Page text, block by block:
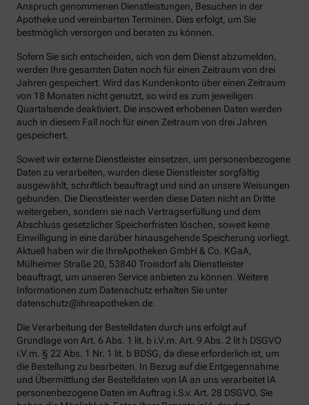
Anspruch genommenen Dienstleistungen, Besuchen in der
Apotheke und vereinbarten Terminen. Dies erfolgt, um Sie
bestmöglich versorgen und beraten zu können.
Sofern Sie sich entscheiden, sich von dem Dienst abzumelden,
werden Ihre gesamten Daten noch für einen Zeitraum von drei
Jahren gespeichert. Wird das Kundenkonto über einen Zeitraum
von 18 Monaten nicht genutzt, so wird es zum jeweiligen
Quartalsende deaktiviert. Die insoweit erhobenen Daten werden
auch in diesem Fall noch für einen Zeitraum von drei Jahren
gespeichert.
Soweit wir externe Dienstleister einsetzen, um personenbezogene
Daten zu verarbeiten, wurden diese Dienstleister sorgfältig
ausgewählt, schriftlich beauftragt und sind an unsere Weisungen
gebunden. Die Dienstleister werden diese Daten nicht an Dritte
weitergeben, sondern sie nach Vertragserfüllung und dem
Abschluss gesetzlicher Speicherfristen löschen, soweit keine
Einwilligung in eine darüber hinausgehende Speicherung vorliegt.
Aktuell haben wir die IhreApotheken GmbH & Co. KGaA,
Mülheimer Straße 20, 53840 Troisdorf als Dienstleister
beauftragt, um unseren Service anbieten zu können. Weitere
Informationen zum Datenschutz erhalten Sie unter
datenschutz@ihreapotheken.de.
Die Verarbeitung der Bestelldaten durch uns erfolgt auf
Grundlage von Art. 6 Abs. 1 lit. b i.V.m. Art. 9 Abs. 2 lit h DSGVO
i.V.m. § 22 Abs. 1 Nr. 1 lit. b BDSG, da diese erforderlich ist, um
die Bestellung zu bearbeiten. In Bezug auf die Entgegennahme
und Übermittlung der Bestelldaten von IA an uns verarbeitet IA
personenbezogene Daten im Auftrag i.S.v. Art. 28 DSGVO. Sie